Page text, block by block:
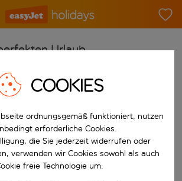
Urlaub
für die automatische
für die automatische
COOKIES
ordnungsgemäß funktioniert, nutzen
erforderliche Cookies.
die Sie jederzeit widerrufen oder
verwenden wir Cookies sowohl als auch
freie Technologie um: